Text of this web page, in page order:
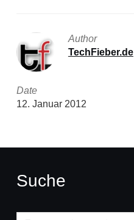
Author
TechFieber.de
Date
12. Januar 2012
Suche